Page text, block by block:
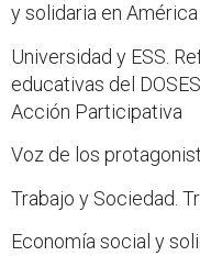
y solidaria en
Universidad y ESS.
educativas del
Acción Participativa
Voz de los
Trabajo y Sociedad.
Economía social y